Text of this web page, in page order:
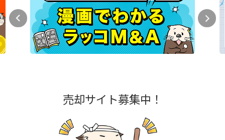
売却サイト募集中！